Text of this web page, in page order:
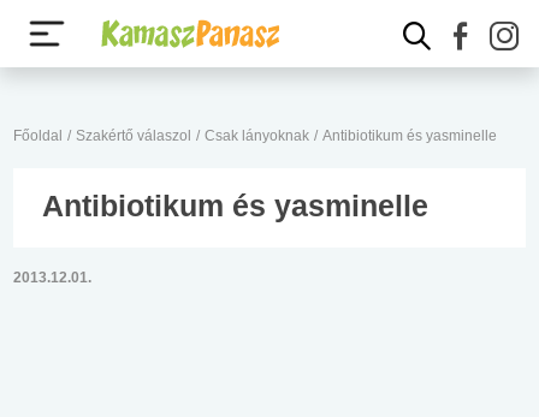
Főoldal / Szakértő válaszol / Csak lányoknak / Antibiotikum és yasminelle
Antibiotikum és yasminelle
2013.12.01.